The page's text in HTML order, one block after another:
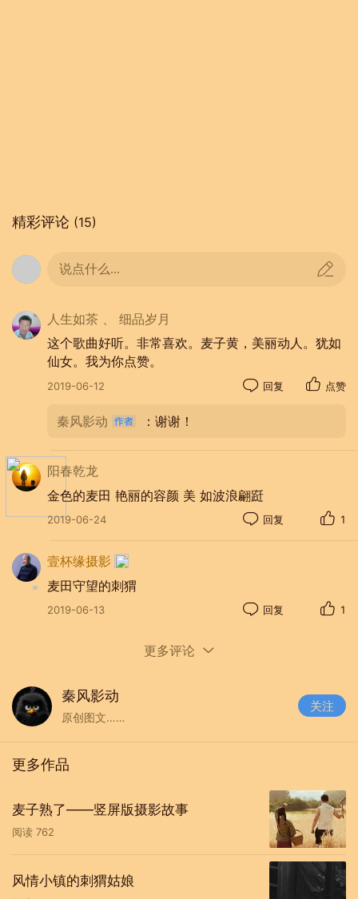
精彩评论 (15)
说点什么...
人生如茶 、 细品岁月
这个歌曲好听。非常喜欢。麦子黄，美丽动人。犹如
仙女。我为你点赞。
2019-06-12 回复 点赞
秦风影动 ：谢谢！
阳春乾龙
金色的麦田 艳丽的容颜 美 如波浪翩跹
2019-06-24 回复 1
壹杯缘摄影
麦田守望的刺猬
2019-06-13 回复 1
更多评论
秦风影动
原创图文……
关注
更多作品
麦子熟了——竖屏版摄影故事
阅读 762
风情小镇的刺猬姑娘